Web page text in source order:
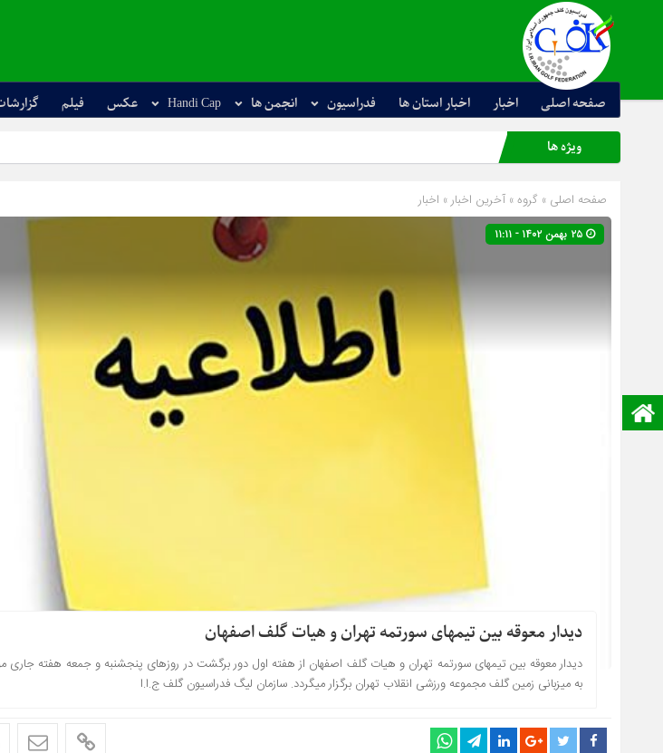
صفحه اصلی اخبار اخبار استان ها فدراسیون انجمن ها Handi Cap عکس فیلم
ویژه ها
صفحه اصلی » گروه » آخرین اخبار » اخبار
دیدار معوقه بین تیمهای سورتمه تهران و هیات گلف اصفهان
به میزبانی زمین گلف مجموعه ورزشی انقلاب تهران برگزار میگردد. سازمان لیگ فدراسیون گلف ج.ا.ا